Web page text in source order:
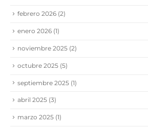
febrero 2026 (2)
enero 2026 (1)
noviembre 2025 (2)
octubre 2025 (5)
septiembre 2025 (1)
abril 2025 (3)
marzo 2025 (1)